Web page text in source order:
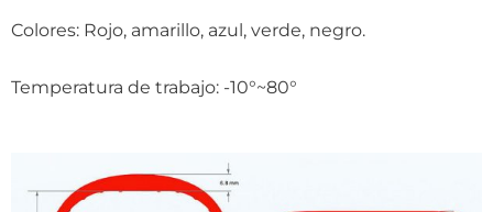
Colores: Rojo, amarillo, azul, verde, negro.
Temperatura de trabajo: -10°~80°